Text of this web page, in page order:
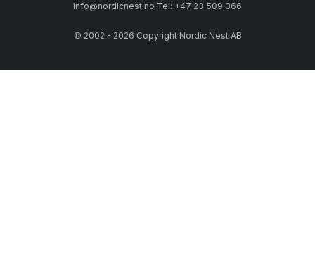
info@nordicnest.no Tel: +47 23 509 366
© 2002 - 2026 Copyright Nordic Nest AB